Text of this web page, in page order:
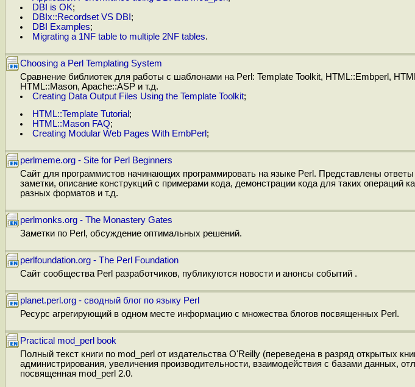
DBI is OK;
DBIx::Recordset VS DBI ;
DBI Examples;
Migrating a 1NF table to multiple 2NF tables.
Choosing a Perl Templating System
Сравнение библиотек для работы с шаблонами на Perl: Template Toolkit, HTML::Embperl,
HTML::Mason, Apache::ASP и т.д.
Creating Data Output Files Using the Template Toolkit;
HTML::Template Tutorial ;
HTML::Mason FAQ;
Creating Modular Web Pages With EmbPerl ;
perlmeme.org - Site for Perl Beginners
Сайт для программистов начинающих программировать на языке Perl. Представлены
заметки, описание конструкций с примерами кода, демонстрации кода для таких операций
разных форматов и т.д.
perlmonks.org - The Monastery Gates
Заметки по Perl, обсуждение оптимальных решений.
perlfoundation.org - The Perl Foundation
Сайт сообщества Perl разработчиков, публикуются новости и анонсы событий .
planet.perl.org - сводный блог по языку Perl
Ресурс агрегирующий в одном месте информацию с множества блогов посвященных Perl.
Practical mod_perl book
Полный текст книги по mod_perl от издательства O'Reilly (переведена в разряд открытых
администрирования, увеличения производительности, взаимодействия с базами данных,
посвященная mod_perl 2.0.